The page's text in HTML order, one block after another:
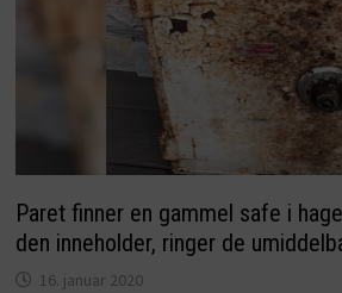
Paret finner en gammel safe i
den inneholder, ringer de
16. januar 2020